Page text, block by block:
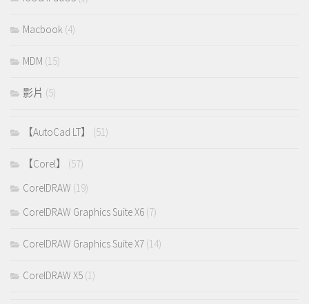
Macbook (4)
MDM (15)
影片 (5)
【AutoCad LT】 (51)
【Corel】
(57)
CorelDRAW (19)
CorelDRAW Graphics Suite X6 (7)
CorelDRAW Graphics Suite X7 (14)
CorelDRAW X5 (1)